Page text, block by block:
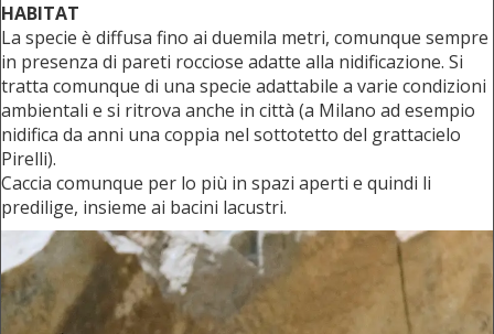
HABITAT
La specie è diffusa fino ai duemila metri, comunque sempre
in presenza di pareti rocciose adatte alla nidificazione. Si
tratta comunque di una specie adattabile a varie condizioni
ambientali e si ritrova anche in città (a Milano ad esempio
nidifica da anni una coppia nel sottotetto del grattacielo
Pirelli).
Caccia comunque per lo più in spazi aperti e quindi li
predilige, insieme ai bacini lacustri.